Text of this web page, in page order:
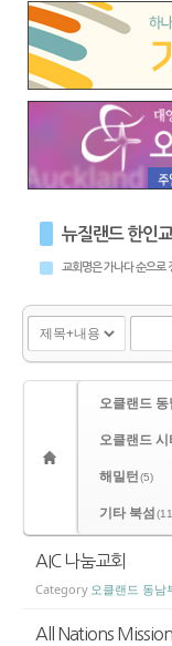
뉴질랜드 한인
교회명은 가나다 순으로
오클랜드
오클랜드 시
해밀턴(5)
기타 북섬
AIC 나눔교회
Category 오클랜드 동남
All Nations